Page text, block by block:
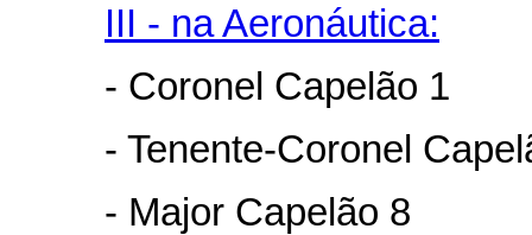
III - na Aeronáutica:
- Coronel Capelão 1
- Tenente-Coronel
- Major Capelão 8